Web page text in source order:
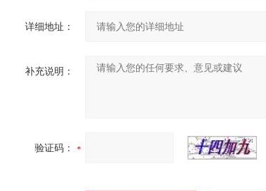
详细地址：
补充说明：
验证码：